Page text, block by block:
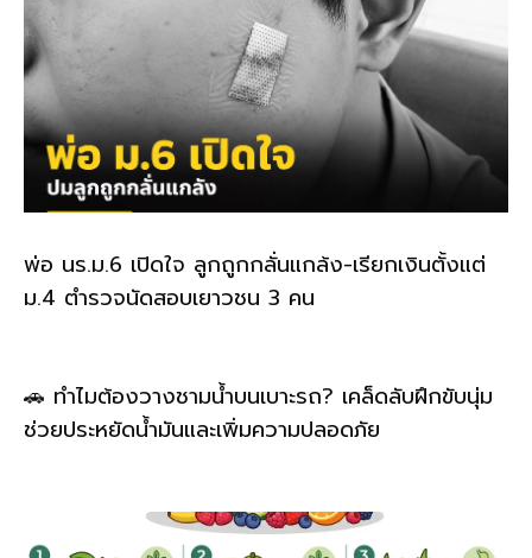
พ่อ นร.ม.6 เปิดใจ ลูกถูกกลั่นแกล้ง-เรียกเงินตั้งแต่
ม.4 ตำรวจนัดสอบเยาวชน 3 คน
🚗 ทำไมต้องวางชามน้ำบนเบาะรถ? เคล็ดลับฝึกขับนุ่ม
ช่วยประหยัดน้ำมันและเพิ่มความปลอดภัย